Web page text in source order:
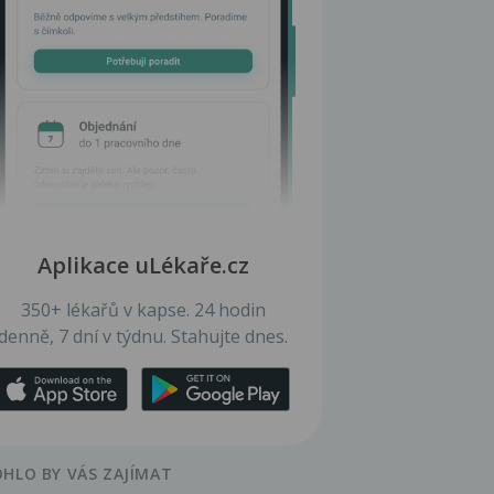
Aplikace uLékaře.cz
350+ lékařů v kapse. 24 hodin
7 dní v týdnu. Stahujte dnes.
BY VÁS ZAJÍMAT